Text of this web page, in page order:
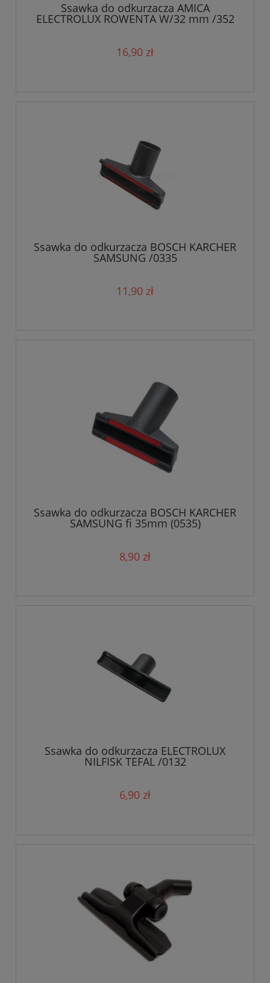
Ssawka do odkurzacza AMICA
ELECTROLUX ROWENTA W/32 mm /352
16,90 zł
Ssawka do odkurzacza BOSCH KARCHER
SAMSUNG /0335
11,90 zł
Ssawka do odkurzacza BOSCH KARCHER
SAMSUNG fi 35mm (0535)
8,90 zł
Ssawka do odkurzacza ELECTROLUX
NILFISK TEFAL /0132
6,90 zł